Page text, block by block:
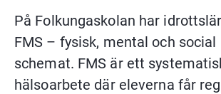
På Folkungaskolan har
FMS – fysisk, mental och social
schemat. FMS är ett
hälsoarbete där eleverna får